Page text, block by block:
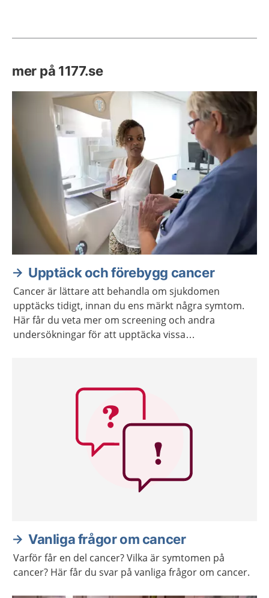
mer på 1177.se
Upptäck och förebygg cancer
Cancer är lättare att behandla om sjukdomen
upptäcks tidigt, innan du ens märkt några symtom.
Här får du veta mer om screening och andra
undersökningar för att upptäcka vissa
Vanliga frågor om cancer
Varför får en del cancer? Vilka är symtomen på
cancer? Här får du svar på vanliga frågor om cancer.